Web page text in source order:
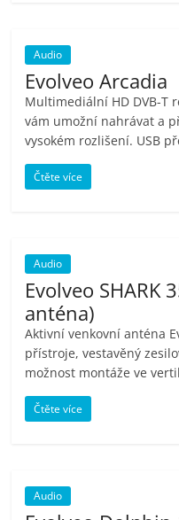
Audio
Evolveo Arcadia
Multimediální HD DVB-T
vám umožní nahrávat a
vysokém rozlišení. USB
Čtěte více
Audio
Evolveo SHARK
anténa)
Aktivní venkovní anténa
přístroje, vestavěný
možnost montáže ve
Čtěte více
Audio